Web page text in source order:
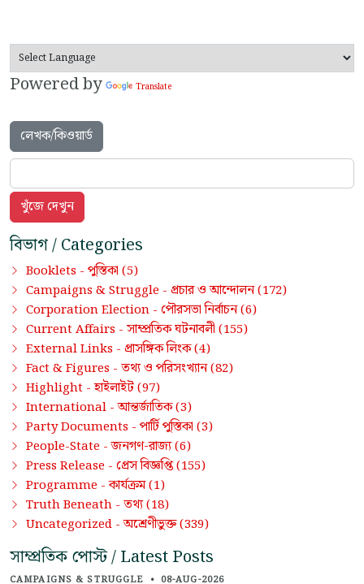
Powered by Translate
লেখক/কিওয়ার্ড
বিভাগ / Categories
Booklets - পুস্তিকা (5)
Campaigns & Struggle - প্রচার ও আন্দোলন(172)
Corporation Election - পৌরসভা নির্বাচন(6)
Current Affairs - সাম্প্রতিক ঘটনাবলী (155)
External Links - প্রাসঙ্গিক লিংক(4)
Fact & Figures - তথ্য ও পরিসংখ্যান(82)
Highlight -হাইলাইট(97)
International -আন্তর্জাতিক(3)
Party Documents - পার্টি পুস্তিকা (3)
People-State -জনগণ-রাজ্য(6)
Press Release - প্রেস বিজ্ঞপ্তি(155)
Programme -কার্যক্রম(1)
Truth Beneath - তথ্য(18)
Uncategorized -অশ্রেণীভুক্ত(339)
সাম্প্রতিক পোস্ট / Latest Posts
CAMPAIGNS & STRUGGLE • 08-AUG-2026